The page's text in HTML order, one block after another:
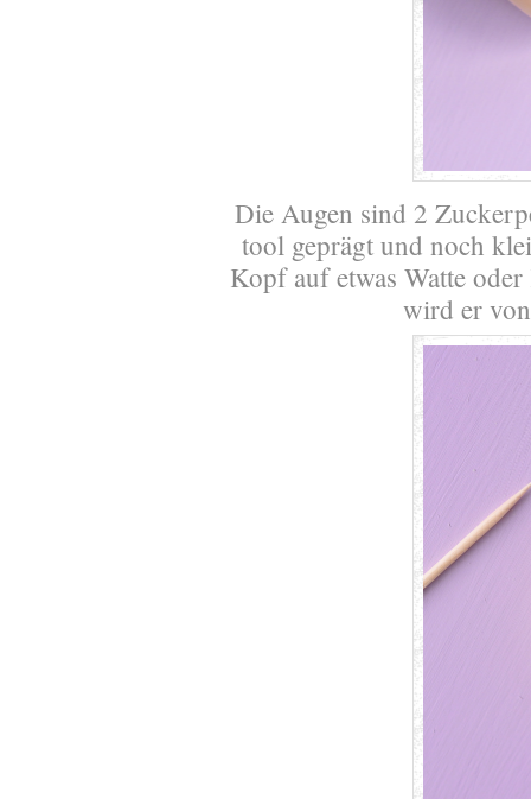
Die Augen sind 2
tool geprägt und noch
Kopf auf etwas Watte
wird er